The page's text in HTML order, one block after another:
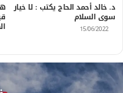
د. خالد أحمد الحاج يكتب : لا خيار
سوى السلام
15/06/2022